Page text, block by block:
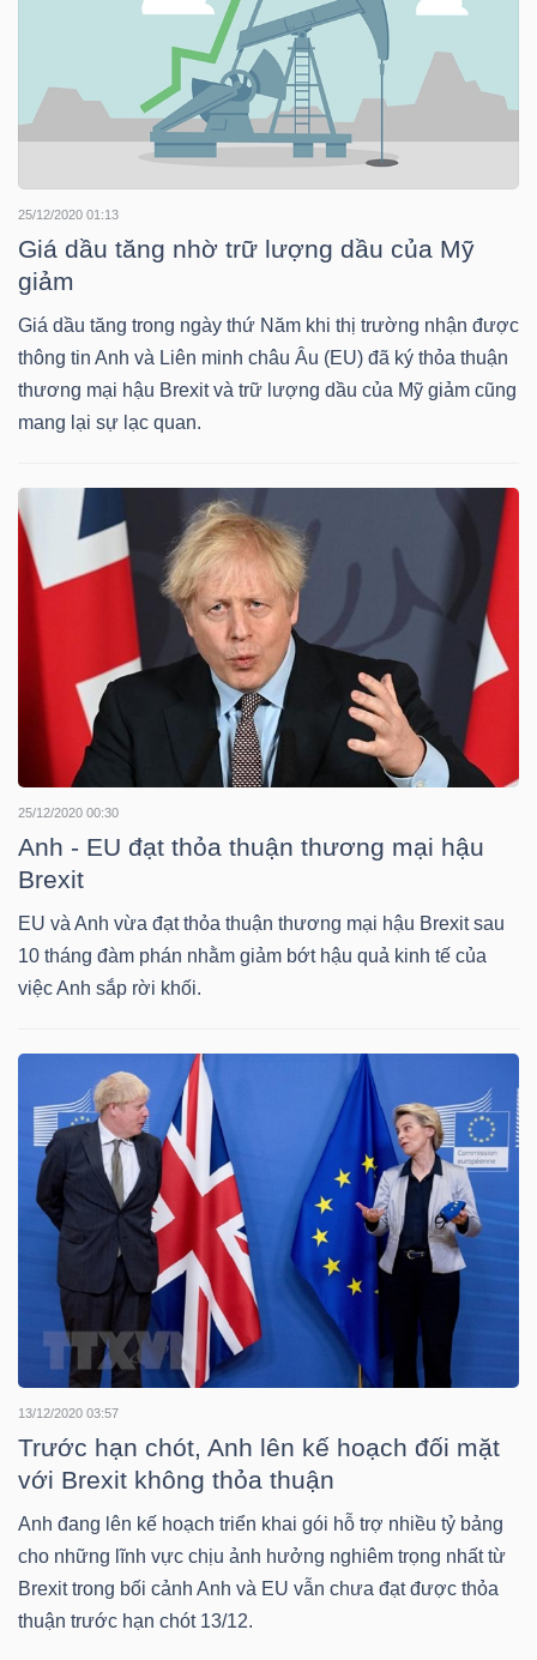
25/12/2020 01:13
Giá dầu tăng nhờ trữ lượng dầu của Mỹ
giảm
Giá dầu tăng trong ngày thứ Năm khi thị trường nhận được
thông tin Anh và Liên minh châu Âu (EU) đã ký thỏa thuận
thương mại hậu Brexit và trữ lượng dầu của Mỹ giảm cũng
mang lại sự lạc quan.
25/12/2020 00:30
Anh - EU đạt thỏa thuận thương mại hậu
Brexit
EU và Anh vừa đạt thỏa thuận thương mại hậu Brexit sau
10 tháng đàm phán nhằm giảm bớt hậu quả kinh tế của
việc Anh sắp rời khối.
13/12/2020 03:57
Trước hạn chót, Anh lên kế hoạch đối mặt
với Brexit không thỏa thuận
Anh đang lên kế hoạch triển khai gói hỗ trợ nhiều tỷ bảng
cho những lĩnh vực chịu ảnh hưởng nghiêm trọng nhất từ
Brexit trong bối cảnh Anh và EU vẫn chưa đạt được thỏa
thuận trước hạn chót 13/12.
DÙNG
THIẾT
YẾU
CHĂM
SÓC
KHỎE
CHÍNH
TIN
VỤ
TRUYỀN
THÔNG
TIỆN
ÍCH
ĐỘNG